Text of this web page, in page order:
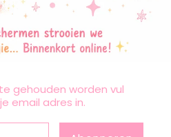
gehouden worden vul
email adres in.